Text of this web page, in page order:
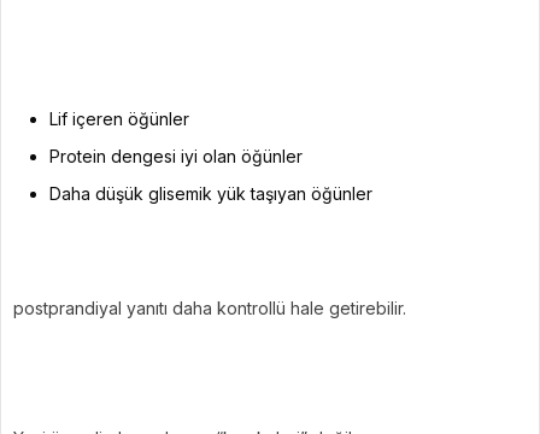
Lif içeren öğünler
Protein dengesi iyi olan öğünler
Daha düşük glisemik yük taşıyan öğünler
postprandiyal yanıtı daha kontrollü hale getirebilir.